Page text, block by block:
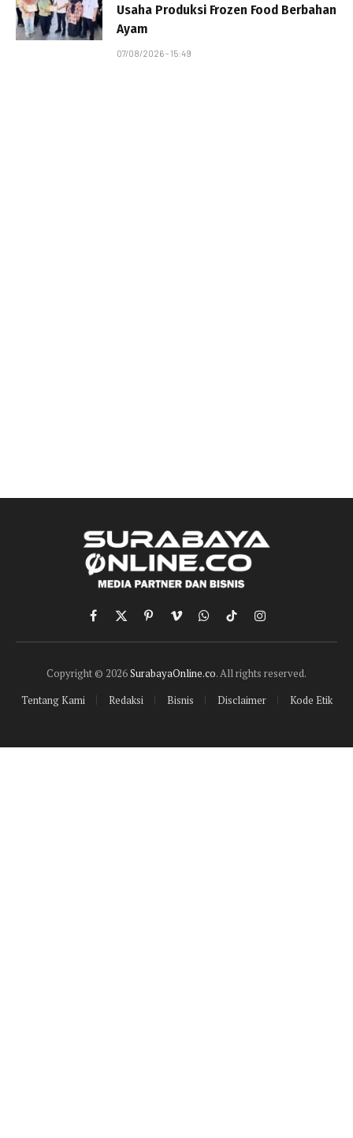
Usaha Produksi Frozen Food Berbahan
Ayam
07/08/2026 - 15:49
Facebook
X
(Twitter)
PinterestVimeoWhatsApp
TikTokInstagram
Copyright © 2026SurabayaOnline.co. All rights reserved.
Tentang Kami
Redaksi Bisnis Disclaimer Kode Etik